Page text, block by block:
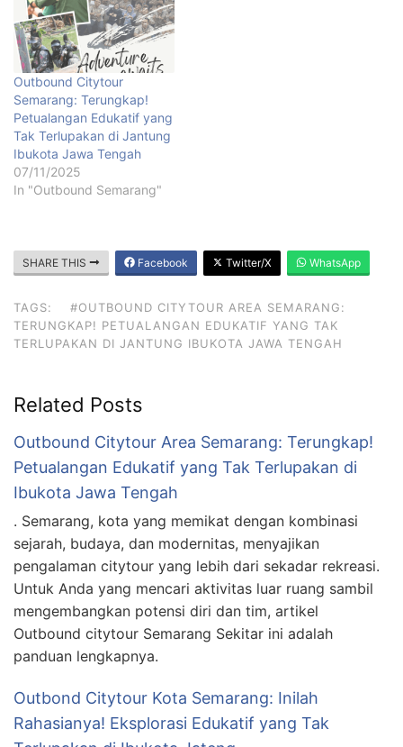
Outbound Citytour
Semarang: Terungkap!
Petualangan Edukatif yang
Tak Terlupakan di Jantung
Ibukota Jawa Tengah
07/11/2025
In "Outbound Semarang"
SHARE THIS Facebook Twitter/X WhatsApp
TAGS:
#OUTBOUND CITYTOUR AREA SEMARANG:
TERUNGKAP! PETUALANGAN EDUKATIF YANG TAK
TERLUPAKAN DI JANTUNG IBUKOTA JAWA TENGAH
Related Posts
Outbound Citytour Area Semarang: Terungkap!
Petualangan Edukatif yang Tak Terlupakan di
Ibukota Jawa Tengah
. Semarang, kota yang memikat dengan kombinasi
sejarah, budaya, dan modernitas, menyajikan
pengalaman citytour yang lebih dari sekadar rekreasi.
Untuk Anda yang mencari aktivitas luar ruang sambil
mengembangkan potensi diri dan tim, artikel
Outbound citytour Semarang Sekitar ini adalah
panduan lengkapnya.
Outbond Citytour Kota Semarang: Inilah
Rahasianya! Eksplorasi Edukatif yang Tak